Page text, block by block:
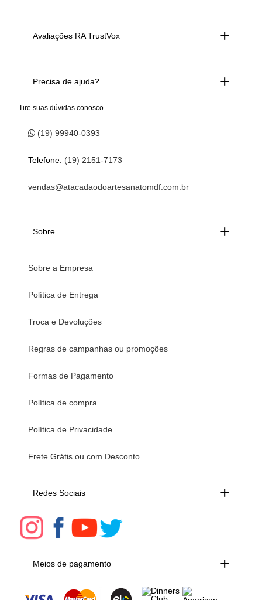
Avaliações RA TrustVox
Precisa de ajuda?
Tire suas dúvidas conosco
(19) 99940-0393
Telefone: (19) 2151-7173
vendas@atacadaodoartesanatomdf.com.br
Sobre
Sobre a Empresa
Política de Entrega
Troca e Devoluções
Regras de campanhas ou promoções
Formas de Pagamento
Política de compra
Política de Privacidade
Frete Grátis ou com Desconto
Redes Sociais
Meios de pagamento